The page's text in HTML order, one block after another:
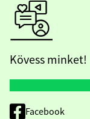
Kövess minket!
Facebook